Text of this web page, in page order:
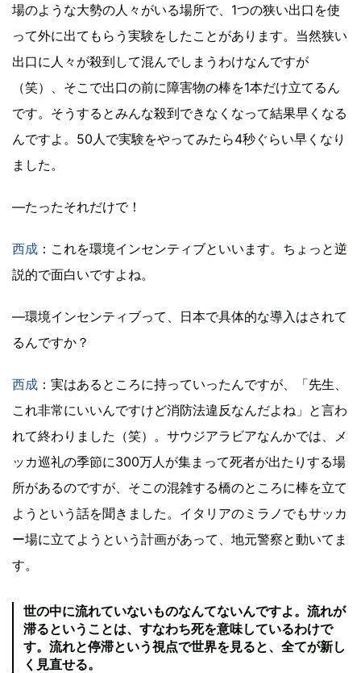
場のような大勢の人々がいる場所で、1つの狭い出口を使
って外に出てもらう実験をしたことがあります。当然狭い
出口に人々が殺到して混んでしまうわけなんですが
（笑）、そこで出口の前に障害物の棒を1本だけ立てるん
です。そうするとみんな殺到できなくなって結果早くなる
んですよ。50人で実験をやってみたら4秒ぐらい早くなり
ました。
―たったそれだけで！
西成 ：これを環境インセンティブといいます。ちょっと逆
説的で面白いですよね。
―環境インセンティブって、日本で具体的な導入はされて
るんですか？
西成 ：実はあるところに持っていったんですが、「先生、
これ非常にいいんですけど消防法違反なんだよね」と言わ
れて終わりました（笑）。サウジアラビアなんかでは、メ
ッカ巡礼の季節に300万人が集まって死者が出たりする場
所があるのですが、そこの混雑する橋のところに棒を立て
ようという話を聞きました。イタリアのミラノでもサッカ
ー場に立てようという計画があって、地元警察と動いてま
す。
世の中に流れていないものなんてないんですよ。流れが
滞るということは、すなわち死を意味しているわけで
す。流れと停滞という視点で世界を見ると、全てが新し
く見直せる。